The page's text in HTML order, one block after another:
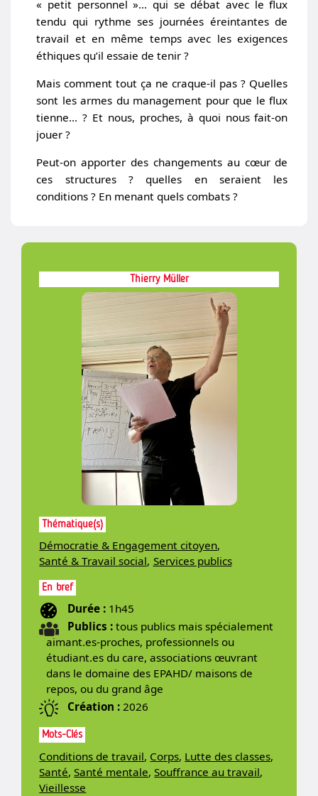
Thierry Müller
Thématique(s)
Démocratie & Engagement citoyen,
Santé & Travail social, Services publics
En bref
Durée : 1h45
Publics :tous publics mais spécialement
aimant.es-proches, professionnels ou
étudiant.es du care, associations œuvrant
dans le domaine des EPAHD/ maisons de
repos, ou du grand âge
Création :2026
Mots-Clés
Conditions de travail, Corps, Lutte des classes,
Santé,Santé mentale,Souffrance au travail,
Vieillesse
« petit personnel »… qui se débat avec le flux
tendu qui rythme ses journées éreintantes de
travail et en même temps avec les exigences
éthiques qu’il essaie de tenir ?
Mais comment tout ça ne craque-il pas ? Quelles
sont les armes du management pour que le flux
tienne… ? Et nous, proches, à quoi nous fait-on
jouer ?
Peut-on apporter des changements au cœur de
ces structures ? quelles en seraient les
conditions ? En menant quels combats ?